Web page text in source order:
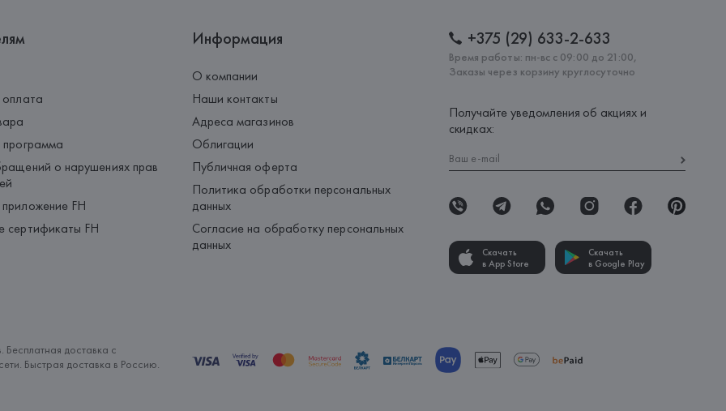
о нарушениях прав
FH
сертификаты FH
Информация
О компании
Наши контакты
Адреса магазинов
Облигации
Публичная оферта
Политика обработки персональных
данных
Согласие на обработку персональных
данных
+375 (29) 633-2-633
Время работы: пн-вс с 09:00 до 21:00,
Заказы через корзину круглосуточно
Получайте уведомления об акциях и
скидках:
Скачать
в App Store
Скачать
в Google Play
доставка с
Быстрая доставка в Россию.